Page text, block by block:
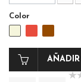
Color